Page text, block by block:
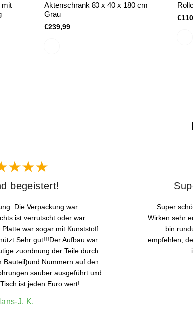
mit
Aktenschrank 80 x 40 x 180 cm
Grau
€239,99
begeistert!
Die Verpackung war
ist verrutscht oder war
war sogar mit Kunststoff
gut!!!Der Aufbau war
zuordnung der Teile durch
Bauteil)und Nummern auf den
sauber ausgeführt und
ist jeden Euro wert!
J. K.
Super
Wirken sehr
bin
empfehlen,